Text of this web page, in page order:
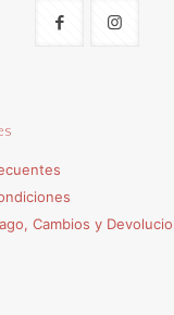
Cambios y